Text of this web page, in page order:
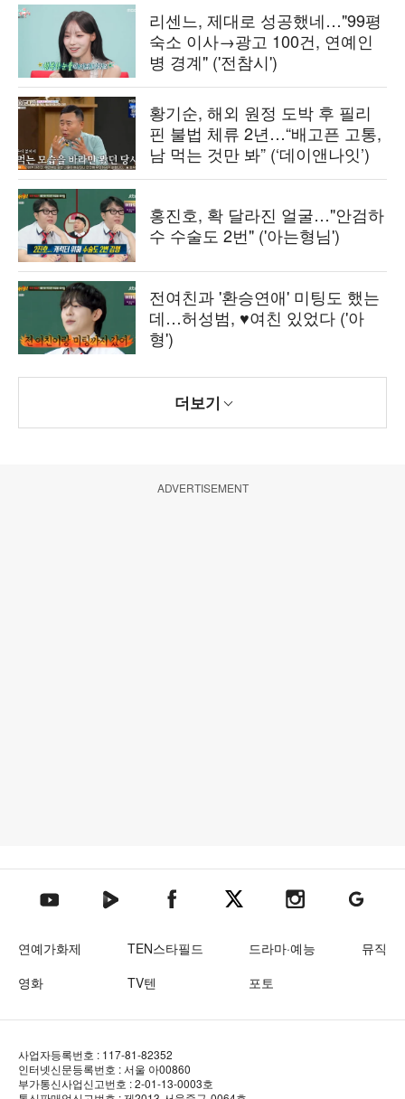
리센느, 제대로 성공했네…"99평
숙소 이사→광고 100건, 연예인
병 경계" ('전참시')
황기순, 해외 원정 도박 후 필리
핀 불법 체류 2년…“배고픈 고통,
남 먹는 것만 봐” (‘데이앤나잇’)
홍진호, 확 달라진 얼굴…"안검하
수 수술도 2번" ('아는형님')
전여친과 '환승연애' 미팅도 했는
데…허성범, ♥여친 있었다 ('아
형')
더보기
ADVERTISEMENT
텐아시아 유튜브텐아시아 네이버TV텐아시아 페이스북텐아시아 엑스텐아시아 인스타그램
텐아시아
연예가화제 TEN스타필드 드라마·예능
뮤직
영화
TV텐 포토
사업자등록번호 : 117-81-82352
인터넷신문등록번호 : 서울 아00860
부가통신사업신고번호 : 2-01-13-0003호